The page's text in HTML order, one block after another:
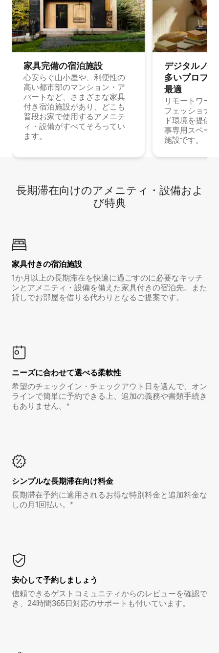
家具完備の宿⁠泊⁠施⁠設
心安らぐ山小屋や、利便性の
高い都市部のマンション・ア
パートなど、さまざまな家具
付き宿泊施設があり、どこも
普段お家で使用するアメニテ
ィ・設備がすべてそろってい
ます。
デジタルノ
多⁠いプ⁠ロ⁠フ⁠
最⁠適
リモートワー
フェッショナ
ド環境を提供
事専用スペー
施設です。
長期滞在向け⁠のア⁠メ⁠ニ⁠テ⁠ィ⁠・設⁠備⁠およ
び特⁠典
家具付き⁠の宿⁠泊⁠施⁠設
1か月以上の長期滞在を快適に過ごすのに必要なキッチ
ンとアメニティ・設備を備えた家具付きの宿泊先。また
貸しでお部屋を借りる代わりとなるご提案です。
ニーズに合わせて選べる柔軟性
希望のチェックイン・チェックアウト日を選んで、オン
ラインで簡単に予約できる上、追加の義務や書類手続き
もありません。*
シンプルな長期滞在向け料金
長期滞在予約に適用されるお得な特別料金と追加料金な
しの月1回払い。*
安心して予約しましょう
信頼できるゲストコミュニティからのレビューを確認で
き、24時間365日対応のサポートも付いています。